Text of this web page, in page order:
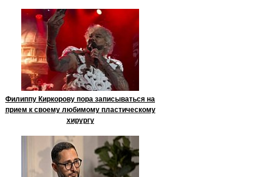
Филиппу Киркорову пора записываться на
прием к своему любимому пластическому
хирургу